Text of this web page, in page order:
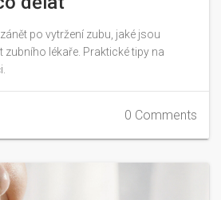
po vytržení zubu, jaké jsou
zubního lékaře. Praktické tipy na
0 Comments